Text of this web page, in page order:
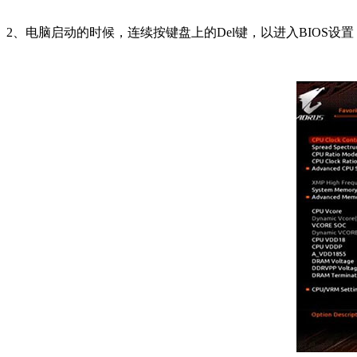
2、电脑启动的时候，连续按键盘上的Del键，以进入BIOS设置